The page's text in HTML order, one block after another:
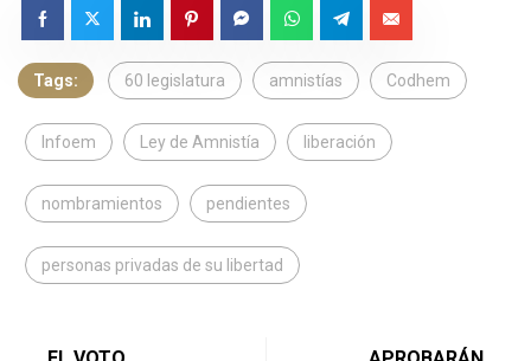
Tags: 60 legislatura amnistías Codhem
Infoem Ley de Amnistía liberación
nombramientos pendientes
personas privadas de su libertad